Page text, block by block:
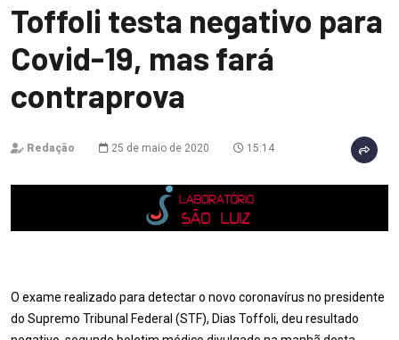
Toffoli testa negativo para
Covid-19, mas fará
contraprova
Redação 25 de maio de 2020 15:14
O exame realizado para detectar o novo coronavírus no presidente
do Supremo Tribunal Federal (STF), Dias Toffoli, deu resultado